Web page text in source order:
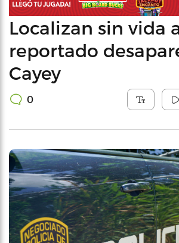
Localizan sin vida
reportado
Cayey
0